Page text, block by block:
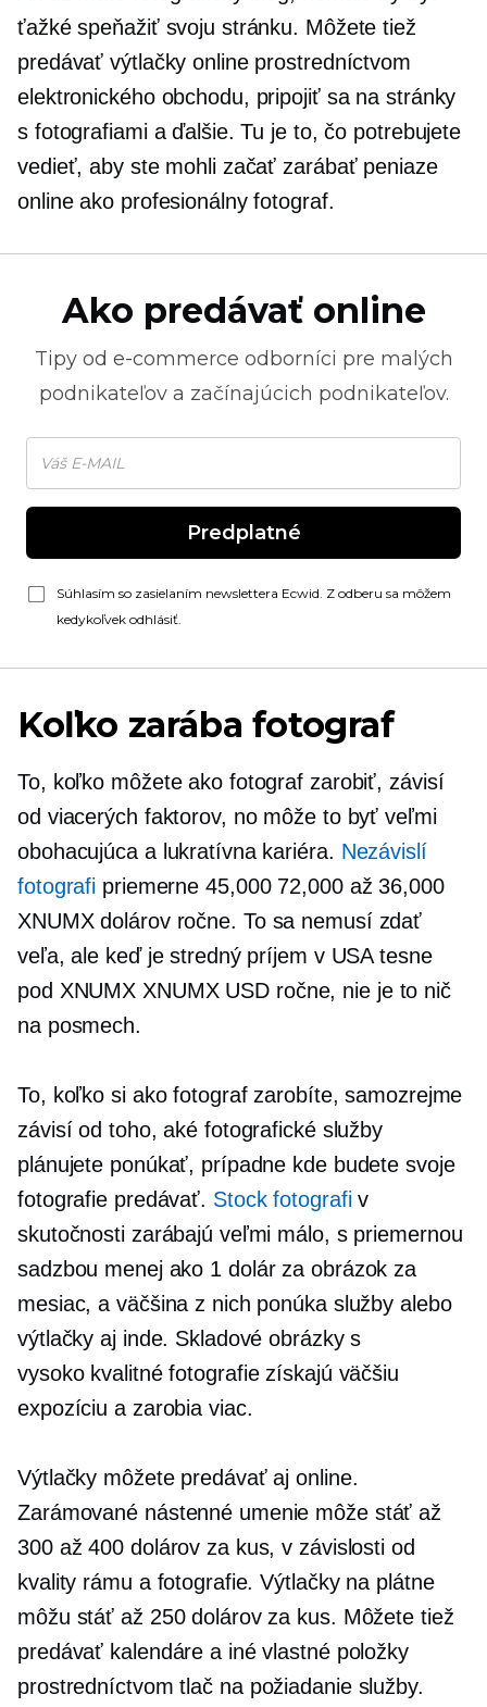
ťažké speňažiť svoju stránku. Môžete tiež
predávať výtlačky online prostredníctvom
elektronického obchodu, pripojiť sa na stránky
s fotografiami a ďalšie. Tu je to, čo potrebujete
vedieť, aby ste mohli začať zarábať peniaze
online ako profesionálny fotograf.
Ako predávať online
Tipy od e-commerce odborníci pre malých
podnikateľov a začínajúcich podnikateľov.
Predplatné
Súhlasím so zasielaním newslettera Ecwid. Z odberu sa môžem
kedykoľvek odhlásiť.
Koľko zarába fotograf
To, koľko môžete ako fotograf zarobiť, závisí
od viacerých faktorov, no môže to byť veľmi
obohacujúca a lukratívna kariéra. Nezávislí
fotografi priemerne 45,000 72,000 až 36,000
XNUMX dolárov ročne. To sa nemusí zdať
veľa, ale keď je stredný príjem v USA tesne
pod XNUMX XNUMX USD ročne, nie je to nič
na posmech.
To, koľko si ako fotograf zarobíte, samozrejme
závisí od toho, aké fotografické služby
plánujete ponúkať, prípadne kde budete svoje
fotografie predávať. Stock fotografiv
skutočnosti zarábajú veľmi málo, s priemernou
sadzbou menej ako 1 dolár za obrázok za
mesiac, a väčšina z nich ponúka služby alebo
výtlačky aj inde. Skladové obrázky s
vysoko kvalitnéfotografie získajú väčšiu
expozíciu a zarobia viac.
Výtlačky môžete predávať aj online.
Zarámované nástenné umenie môže stáť až
300 až 400 dolárov za kus, v závislosti od
kvality rámu a fotografie. Výtlačky na plátne
môžu stáť až 250 dolárov za kus. Môžete tiež
predávať kalendáre a iné vlastné položky
prostredníctvomtlač na požiadanieslužby.